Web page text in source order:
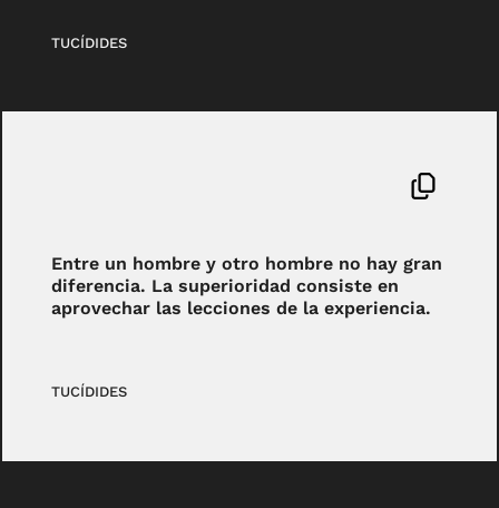
TUCÍDIDES
Entre un hombre y otro hombre no hay gran
diferencia. La superioridad consiste en
aprovechar las lecciones de la experiencia.
TUCÍDIDES